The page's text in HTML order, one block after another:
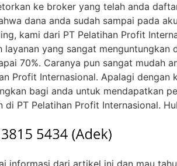
ke broker yang telah anda
dana anda sudah sampai pada
kami dari PT Pelatihan Profit
layanan yang sangat
70%. Caranya pun sangat mudah
Profit Internasional. Apalagi
bagi anda untuk mendapatkan
di PT Pelatihan Profit Internasional.